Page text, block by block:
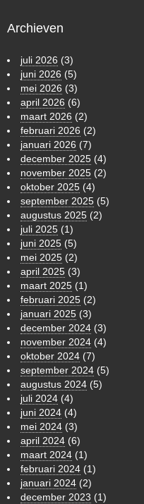
Archieven
juli 2026 (3)
juni 2026 (5)
mei 2026 (3)
april 2026 (6)
maart 2026 (2)
februari 2026 (2)
januari 2026 (7)
december 2025 (4)
november 2025 (2)
oktober 2025 (4)
september 2025 (5)
augustus 2025 (2)
juli 2025 (1)
juni 2025 (5)
mei 2025 (2)
april 2025 (3)
maart 2025 (1)
februari 2025 (2)
januari 2025 (3)
december 2024 (3)
november 2024 (4)
oktober 2024 (7)
september 2024 (5)
augustus 2024 (5)
juli 2024 (4)
juni 2024 (4)
mei 2024 (3)
april 2024 (6)
maart 2024 (1)
februari 2024 (1)
januari 2024 (2)
december 2023 (1)